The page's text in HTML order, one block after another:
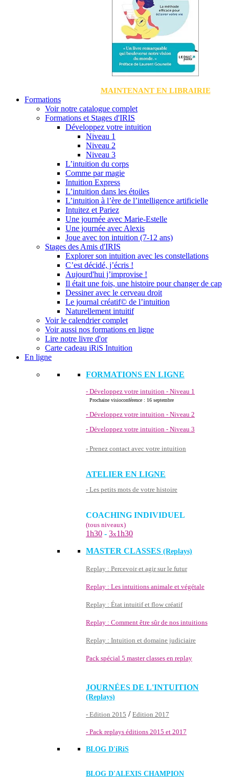
MAINTENANT EN LIBRAIRIE
Formations
Voir notre catalogue complet
Formations et Stages d'IRIS
Développez votre intuition
Niveau 1
Niveau 2
Niveau 3
L’intuition du corps
Comme par magie
Intuition Express
L’intuition dans les étoiles
L’intuition à l’ère de l’intelligence artificielle
Intuitez et Pariez
Une journée avec Marie-Estelle
Une journée avec Alexis
Joue avec ton intuition (7-12 ans)
Stages des Amis d'IRIS
Explorer son intuition avec les constellations
C’est décidé, j’écris !
Aujourd'hui j’improvise !
Il était une fois, une histoire pour changer de cap
Dessiner avec le cerveau droit
Le journal créatif© de l’intuition
Naturellement intuitif
Voir le calendrier complet
Voir aussi nos formations en ligne
Lire notre livre d'or
Carte cadeau iRiS Intuition
En ligne
FORMATIONS EN LIGNE
- Développez votre intuition - Niveau 1
Prochaine visioconférence : 16 septembre
- Développez votre intuition - Niveau 2
- Développez votre intuition - Niveau 3
- Prenez contact avec votre intuition
ATELIER EN LIGNE
- Les petits mots de votre histoire
COACHING INDIVIDUEL
(tous niveaux)
1h30 - 3x1h30
MASTER CLASSES (Replays)
Replay : Percevoir et agir sur le futur
Replay : Les intuitions animale et végétale
Replay : État intuitif et flow créatif
Replay : Comment être sûr de nos intuitions
Replay : Intuition et domaine judiciaire
Pack spécial 5 master classes en replay
JOURNÉES DE L'INTUITION
(Replays)
- Edition 2015 / Edition 2017
- Pack replays éditions 2015 et 2017
BLOG D'iRiS
BLOG D'ALEXIS CHAMPION